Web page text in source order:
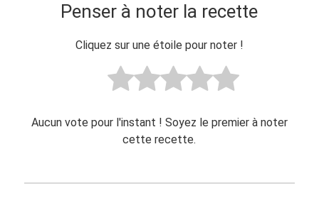
Penser à noter la recette
Cliquez sur une étoile pour noter !
Aucun vote pour l'instant ! Soyez le premier à noter
cette recette.